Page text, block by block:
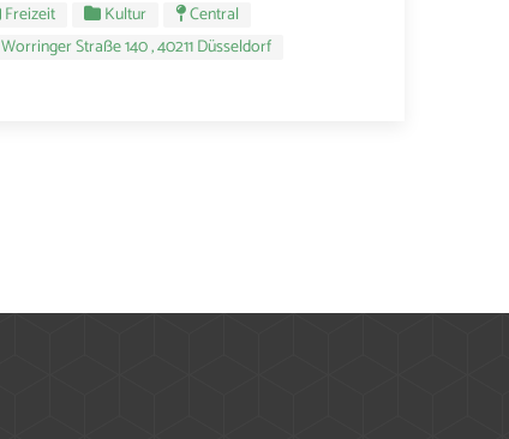
Freizeit Kultur
Central
Worringer Straße 140 , 40211 Düsseldorf